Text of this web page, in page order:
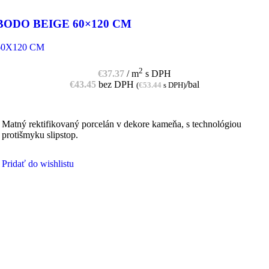
BEIGE 60×120 CM
CM
€37.37 / m2 s DPH
€43.45 bez DPH (€53.44 s DPH)/bal
Matný rektifikovaný porcelán v dekore kameňa, s technológiou
protišmyku slipstop.
Pridať do wishlistu